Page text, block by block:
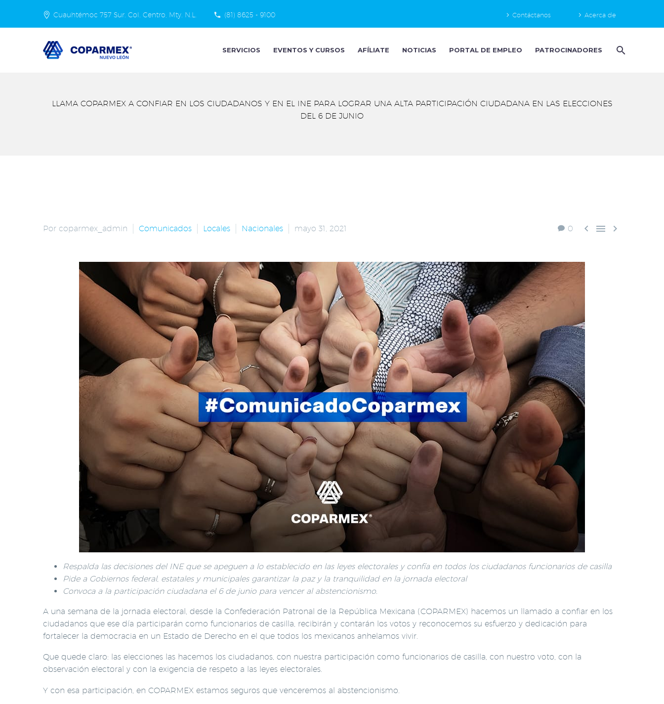
Cuauhtémoc 757 Sur. Col. Centro, Mty. N.L. (81) 8625 - 9100 Contáctanos Acerca de
SERVICIOS EVENTOS Y CURSOS AFÍLIATE NOTICIAS PORTAL DE EMPLEO PATROCINADORES
LLAMA COPARMEX A CONFIAR EN LOS CIUDADANOS Y EN EL INE PARA LOGRAR UNA ALTA PARTICIPACIÓN CIUDADANA EN LAS ELECCIONES
DEL 6 DE JUNIO
0   
Por coparmex_admin Comunicados Locales Nacionales mayo 31, 2021
Respalda las decisiones del INE que se apeguen a lo establecido en las leyes electorales y confía en todos los ciudadanos funcionarios de casilla
Pide a Gobiernos federal, estatales y municipales garantizar la paz y la tranquilidad en la jornada electoral
Convoca a la participación ciudadana el 6 de junio para vencer al abstencionismo.
A una semana de la jornada electoral, desde la Confederación Patronal de la República Mexicana (COPARMEX) hacemos un llamado a confiar en los
ciudadanos que ese día participarán como funcionarios de casilla, recibirán y contarán los votos y reconocemos su esfuerzo y dedicación para
fortalecer la democracia en un Estado de Derecho en el que todos los mexicanos anhelamos vivir.
Que quede claro: las elecciones las hacemos los ciudadanos, con nuestra participación como funcionarios de casilla, con nuestro voto, con la
observación electoral y con la exigencia de respeto a las leyes electorales.
Y con esa participación, en COPARMEX estamos seguros que venceremos al abstencionismo.